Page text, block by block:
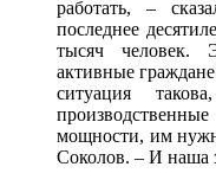
работать, –
последнее
тысяч человек.
активные
ситуация
мощности, им
Соколов. – И наша